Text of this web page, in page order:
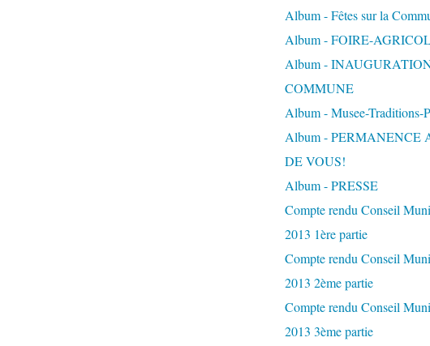
Album - Fêtes sur la
Album - FOIRE-
Album -
COMMUNE
Album - Musee-Traditions-
Album - PERMANENCE
DE VOUS!
Album - PRESSE
Compte rendu Conseil
2013 1ère partie
Compte rendu Conseil
2013 2ème partie
Compte rendu Conseil
2013 3ème partie